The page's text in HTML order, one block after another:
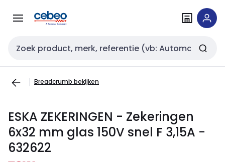
naar
naar
Zoekveld invoer
Breadcrumb bekijken
ESKA ZEKERINGEN - Zekeringen
6x32 mm glas 150V snel F 3,15A -
632622